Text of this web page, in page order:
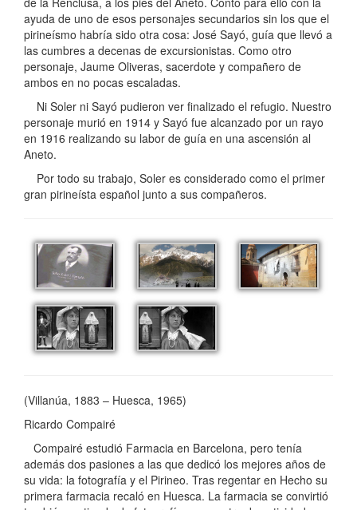
ayuda de uno de esos personajes secundarios sin los que el
pirineísmo habría sido otra cosa: José Sayó, guía que llevó a
las cumbres a decenas de excursionistas. Como otro
personaje, Jaume Oliveras, sacerdote y compañero de
ambos en no pocas escaladas.
Ni Soler ni Sayó pudieron ver finalizado el refugio. Nuestro
personaje murió en 1914 y Sayó fue alcanzado por un rayo
en 1916 realizando su labor de guía en una ascensión al
Aneto.
Por todo su trabajo, Soler es considerado como el primer
gran pirineísta español junto a sus compañeros.
(Villanúa, 1883 – Huesca, 1965)
Ricardo Compairé
Compairé estudió Farmacia en Barcelona, pero tenía
además dos pasiones a las que dedicó los mejores años de
su vida: la fotografía y el Pirineo. Tras regentar en Hecho su
primera farmacia recaló en Huesca. La farmacia se convirtió